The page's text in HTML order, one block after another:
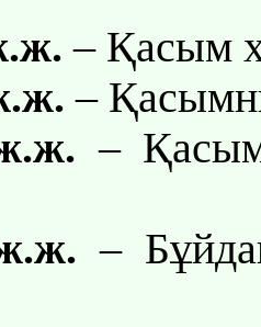
– Қасым
–
–
–